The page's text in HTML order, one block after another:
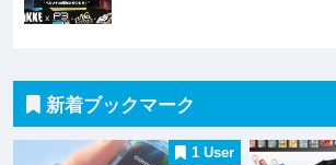
新着ブックマーク
1 User